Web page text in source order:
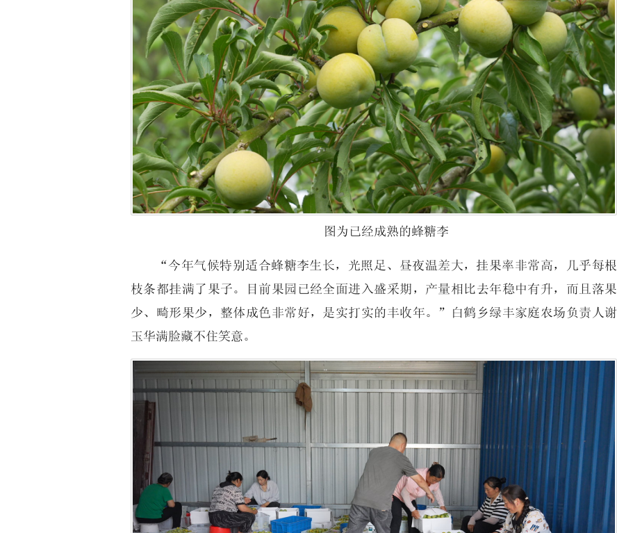
图为已经成熟的蜂糖李
“今年气候特别适合蜂糖李生长，光照足、昼夜温差大，挂果率非常高，几乎每根
枝条都挂满了果子。目前果园已经全面进入盛采期，产量相比去年稳中有升，而且落果
少、畸形果少，整体成色非常好，是实打实的丰收年。”白鹤乡绿丰家庭农场负责人谢
玉华满脸藏不住笑意。